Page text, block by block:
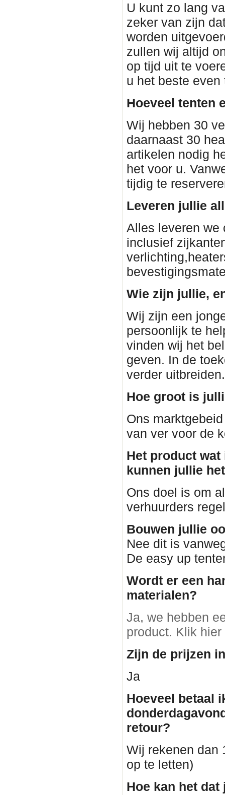
U kunt zo lang
zeker van zijn
worden
zullen wij altijd
op tijd uit te
u het beste
Hoeveel tenten
Wij hebben 30
daarnaast 30
artikelen nodig
het voor u.
tijdig te
Leveren jullie
Alles leveren we
inclusief
Wie zijn jullie,
Wij zijn een
persoonlijk te
vinden wij het
geven. In de
verder uitbreiden.
Hoe groot is
Ons
van ver voor de
Het product
kunnen jullie
Ons doel is om
verhuurders
Bouwen jullie
Nee dit is
De easy up
Wordt er een
materialen?
Ja, we hebben
product. Klik
Zijn de prijzen
Ja
Hoeveel betaal
retour?
Wij rekenen dan
op te letten)
Hoe kan het